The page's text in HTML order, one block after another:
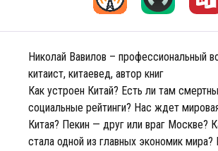
Николай Вавилов – профессиональный
китаист, китаевед, автор книг
Как устроен Китай? Есть ли там
социальные рейтинги? Нас ждет
Китая? Пекин — друг или враг Москве?
стала одной из главных экономик мира?